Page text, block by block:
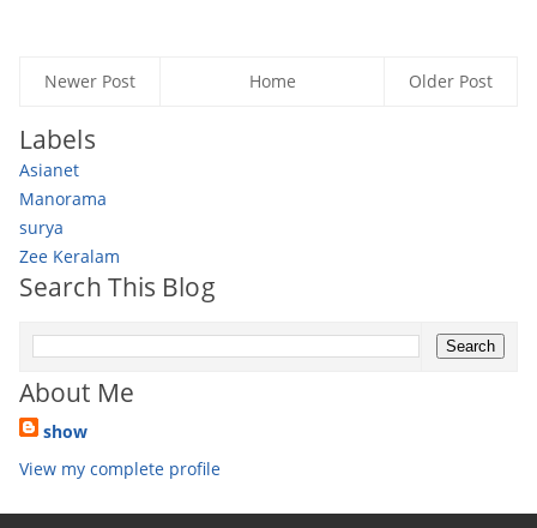
Newer Post Older Post
Home
Labels
Asianet
Manorama
surya
Zee Keralam
Search This Blog
About Me
show
View my complete profile